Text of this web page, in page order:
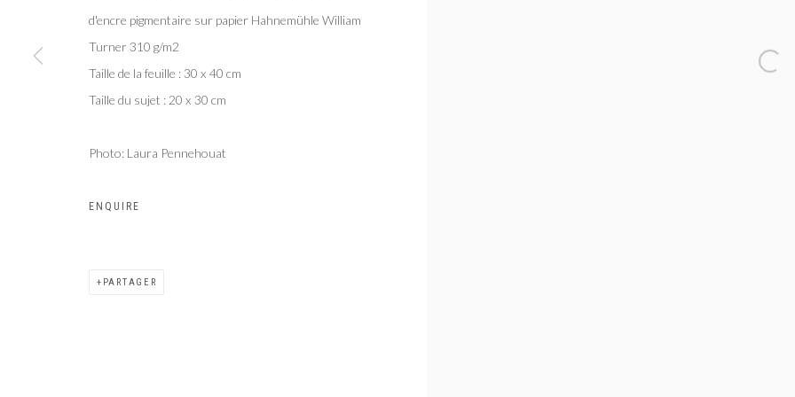
d'encre pigmentaire sur papier Hahnemühle William
Turner 310 g/m2
Taille de la feuille : 30 x 40 cm
Taille du sujet : 20 x 30 cm
Photo: Laura Pennehouat
ENQUIRE
PARTAGER